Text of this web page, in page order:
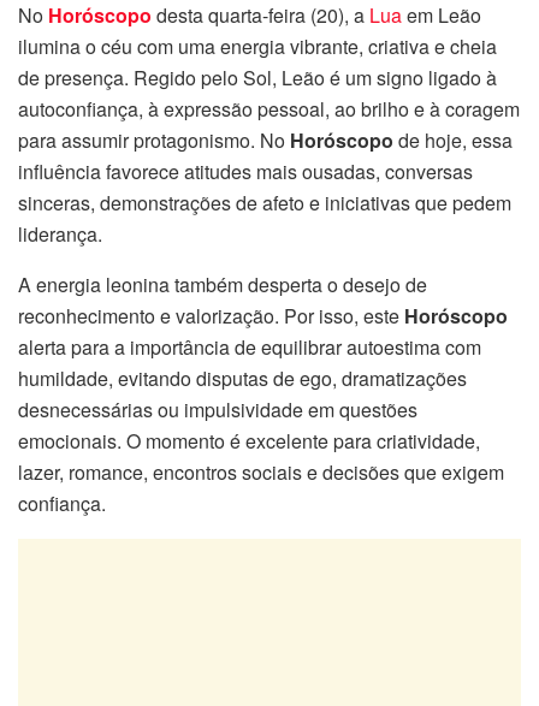
No Horóscopo desta quarta-feira (20), a Luaem Leão
ilumina o céu com uma energia vibrante, criativa e cheia
de presença. Regido pelo Sol, Leão é um signo ligado à
autoconfiança, à expressão pessoal, ao brilho e à coragem
para assumir protagonismo. No Horóscopo de hoje, essa
influência favorece atitudes mais ousadas, conversas
sinceras, demonstrações de afeto e iniciativas que pedem
liderança.
A energia leonina também desperta o desejo de
reconhecimento e valorização. Por isso, este Horóscopo
alerta para a importância de equilibrar autoestima com
humildade, evitando disputas de ego, dramatizações
desnecessárias ou impulsividade em questões
emocionais. O momento é excelente para criatividade,
lazer, romance, encontros sociais e decisões que exigem
confiança.